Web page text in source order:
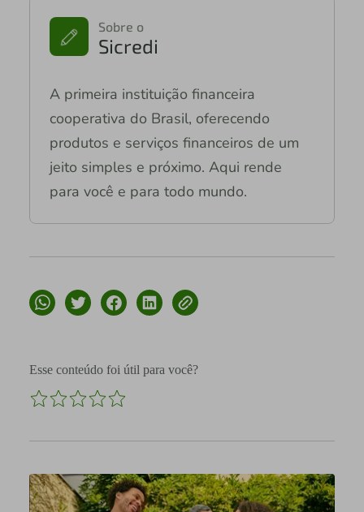
Sobre o
Sicredi
A primeira instituição financeira
cooperativa do Brasil, oferecendo
produtos e serviços financeiros de um
jeito simples e próximo. Aqui rende
para você e para todo mundo.
Esse conteúdo foi útil para você?